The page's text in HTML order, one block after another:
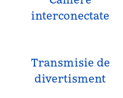
interconectate
Transmisie de
divertisment